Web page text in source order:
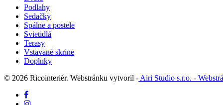
Podlahy
Sedačky
Spálne a postele
Svietidlá
Terasy
Vstavané skrine
Doplnky
© 2026 Ricointeriér. Webstránku vytvoril - Airi Studio s.r.o. -
facebook